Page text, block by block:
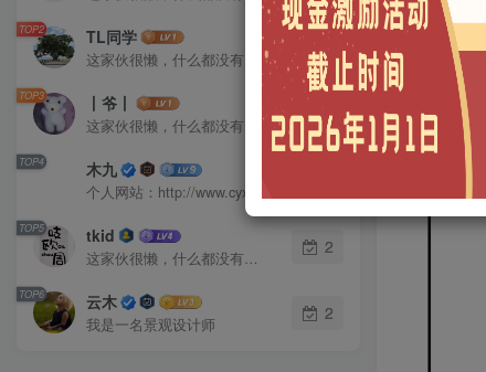
TOP2 TL同学 2
TOP3 丨爷丨 2
TOP4 木九
TOP5 tkid
这家伙很懒，什么都没有写...
2
TOP6 云木
我是一名景观设计师
2